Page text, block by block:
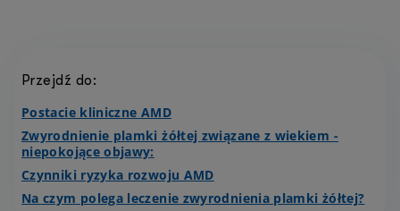
Przejdź do:
Postacie kliniczne AMD
Zwyrodnienie plamki żółtej związane z wiekiem -
niepokojące objawy:
Czynniki ryzyka rozwoju AMD
Na czym polega leczenie zwyrodnienia plamki żółtej?